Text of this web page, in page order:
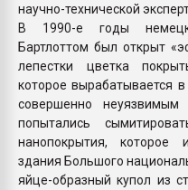
научно-технической
В 1990-е годы
Бартлоттом был открыт
лепестки цветка
которое вырабатывается
совершенно
попытались
нанопокрытия, которое
здания Большого
яйце-образный купол из